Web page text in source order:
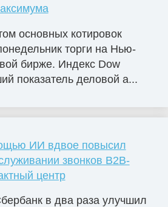
основных котировок
торги на Нью-
бирже. Индекс Dow
показатель деловой а...
ИИ вдвое повысил
звонков B2B-
центр
в два раза улучшил